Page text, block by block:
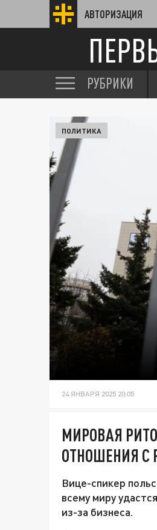
АВТОРИЗАЦИЯ
РУБРИКИ
ПОЛИТИКА
24 ЯНВАРЯ 2025 20:05
МИРОВАЯ
ОТНОШЕНИЯ
Вице-спикер
всему миру
из-за бизнеса.